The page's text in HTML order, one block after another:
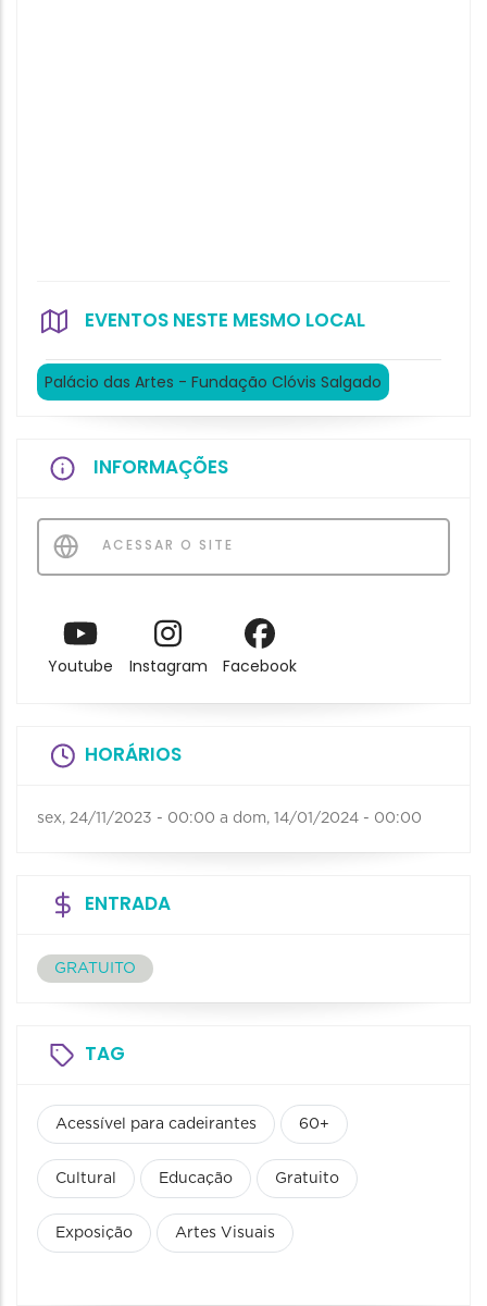
EVENTOS NESTE MESMO LOCAL
Palácio das Artes - Fundação Clóvis Salgado
INFORMAÇÕES
ACESSAR O SITE
Youtube Instagram Facebook
HORÁRIOS
sex, 24/11/2023 - 00:00 a dom, 14/01/2024 - 00:00
ENTRADA
GRATUITO
TAG
Acessível para cadeirantes 60+
Cultural Educação Gratuito
Exposição Artes Visuais